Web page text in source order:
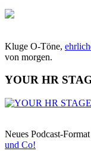
Kluge O-Töne,
von morgen.
YOUR HR
Neues Podcast-
und Co!